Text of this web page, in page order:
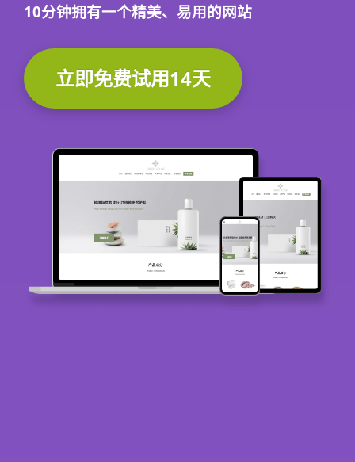
10分钟拥有一个精美、易用的网站
立即免费试用14天